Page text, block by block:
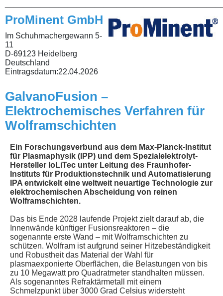
ProMinent GmbH
Im Schuhmachergewann 5-
11
D-69123 Heidelberg
Deutschland
Eintragsdatum:22.04.2026
GalvanoFusion –
Elektrochemisches Verfahren für
Wolframschichten
Ein Forschungsverbund aus dem Max-Planck-Institut
für Plasmaphysik (IPP) und dem Spezialelektrolyt-
Hersteller IoLiTec unter Leitung des Fraunhofer-
Instituts für Produktionstechnik und Automatisierung
IPA entwickelt eine weltweit neuartige Technologie zur
elektrochemischen Abscheidung von reinen
Wolframschichten.
Das bis Ende 2028 laufende Projekt zielt darauf ab, die
Innenwände künftiger Fusionsreaktoren – die
sogenannte erste Wand – mit Wolframschichten zu
schützen. Wolfram ist aufgrund seiner Hitzebeständigkeit
und Robustheit das Material der Wahl für
plasmaexponierte Oberflächen, die Belastungen von bis
zu 10 Megawatt pro Quadratmeter standhalten müssen.
Als sogenanntes Refraktärmetall mit einem
Schmelzpunkt über 3000 Grad Celsius widersteht